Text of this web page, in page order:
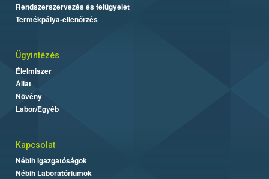
Rendszerszervezés és felügyelet
Termékpálya-ellenőrzés
Ügyintézés
Élelmiszer
Állat
Növény
Labor/Egyéb
Kapcsolat
Nébih Igazgatóságok
Nébih Laboratóriumok